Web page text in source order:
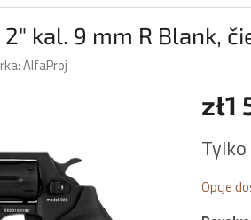
kal. 9 mm R Blank,
AlfaProj
zł1
Opcje